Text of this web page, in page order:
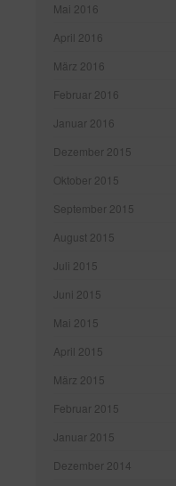
Mai 2016
April 2016
März 2016
Februar 2016
Januar 2016
Dezember 2015
Oktober 2015
September 2015
August 2015
Juli 2015
Juni 2015
Mai 2015
April 2015
März 2015
Februar 2015
Januar 2015
Dezember 2014